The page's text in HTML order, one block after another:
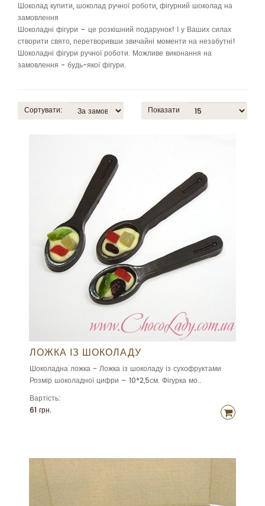
Шоколад купити, шоколад ручної роботи, фігурний шоколад на
замовлення
Шоколадні фігури – це розкішний подарунок! І у Ваших силах
створити свято, перетворивши звичайні моменти на незабутні!
Шоколадні фігури ручної роботи. Можливе виконання на
замовлення - будь-якої фігури.
Сортувати: Показати
ЛОЖКА ІЗ ШОКОЛАДУ
Шоколадна ложка - Ложка із шоколаду із сухофруктами
Розмір шоколадної цифри – 10*2,5см. Фігурка мо..
Вартість:
61 грн.